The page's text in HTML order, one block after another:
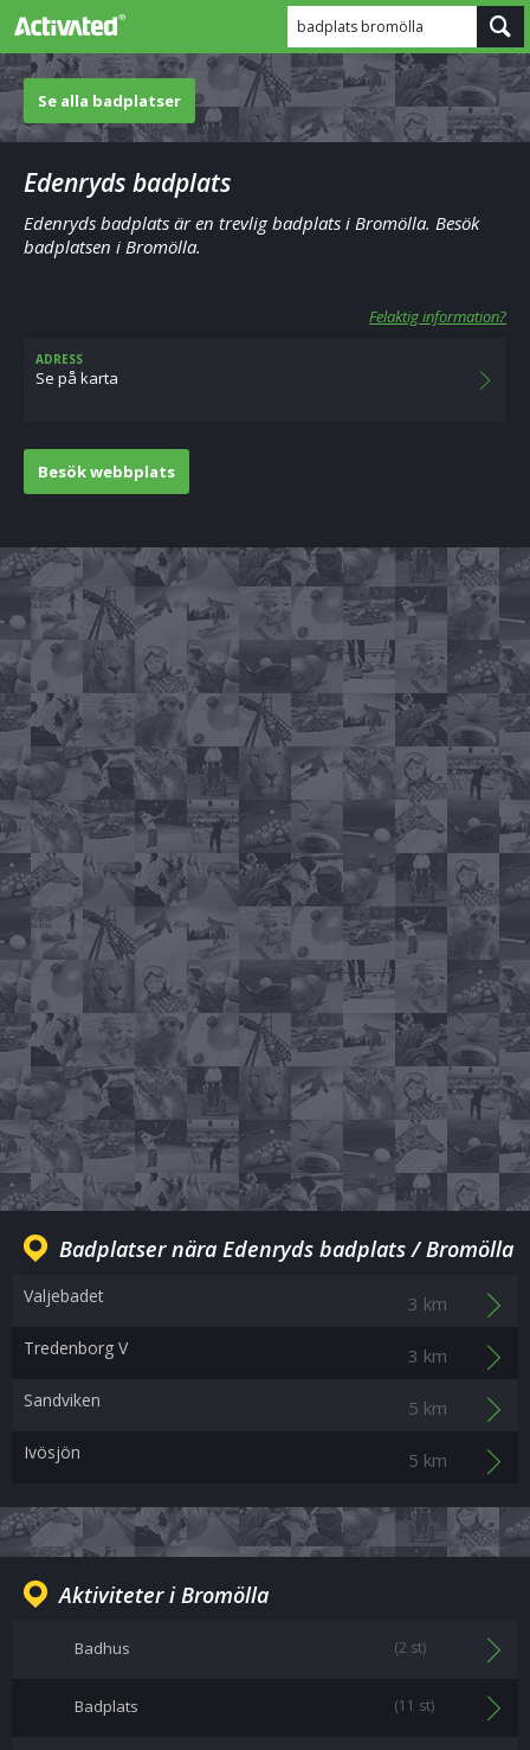
badplats bromölla
Se alla badplatser
Edenryds badplats
Edenryds badplats är en trevlig badplats i Bromölla. Besök
badplatsen i Bromölla.
Felaktig information?
ADRESS
Se på karta
Besök webbplats
Badplatser nära Edenryds badplats / Bromölla
Valjebadet 3 km
Tredenborg V 3 km
Sandviken 5 km
Ivösjön 5 km
Aktiviteter i Bromölla
Badhus (2 st)
Badplats (11 st)